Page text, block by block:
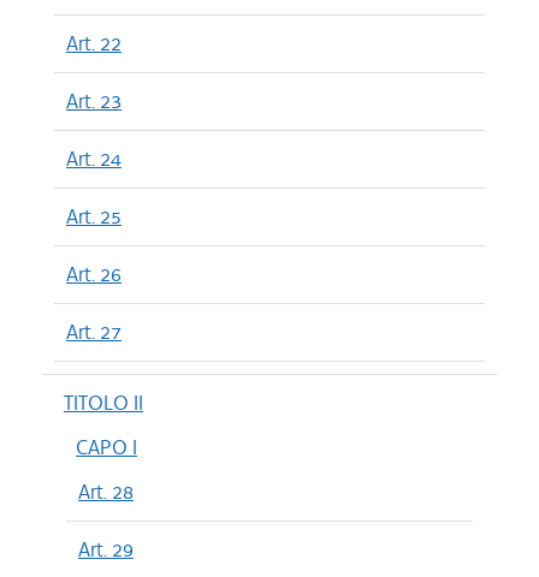
Art. 22
Art. 23
Art. 24
Art. 25
Art. 26
Art. 27
TITOLO II
CAPO I
Art. 28
Art. 29